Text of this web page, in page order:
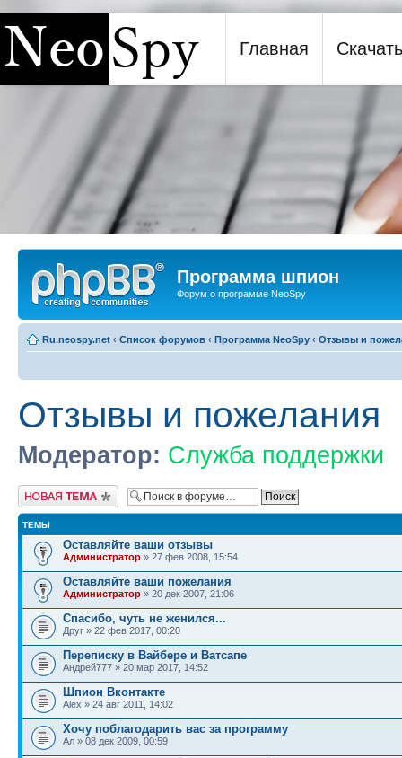
Программа шпион NeoSpy
Главная Скачать
Программа шпион
Форум о программе NeoSpy
Ru.neospy.net ‹ Список форумов ‹ Программа NeoSpy ‹ Отзывы и
Отзывы и пожелания
Модератор: Служба поддержки
Новая тема
ТЕМЫ
Оставляйте ваши отзывы
Администратор » 27 фев 2008, 15:54
Оставляйте ваши пожелания
Администратор » 20 дек 2007, 21:06
Спасибо, чуть не женился...
Друг » 22 фев 2017, 00:20
Переписку в Вайбере и Ватсапе
Андрей777 » 20 мар 2017, 14:52
Шпион Вконтакте
Alex » 24 авг 2011, 14:02
Хочу поблагодарить вас за программу
Ал » 08 дек 2009, 00:59